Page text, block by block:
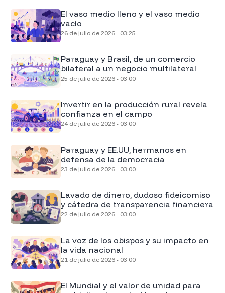
El vaso medio lleno y el vaso medio
vacío
26 de julio de 2026 - 03:25
Paraguay y Brasil, de un comercio
bilateral a un negocio multilateral
25 de julio de 2026 - 03:00
Invertir en la producción rural revela
confianza en el campo
24 de julio de 2026 - 03:00
Paraguay y EE.UU, hermanos en
defensa de la democracia
23 de julio de 2026 - 03:00
Lavado de dinero, dudoso fideicomiso
y cátedra de transparencia financiera
22 de julio de 2026 - 03:00
La voz de los obispos y su impacto en
la vida nacional
21 de julio de 2026 - 03:00
El Mundial y el valor de unidad para